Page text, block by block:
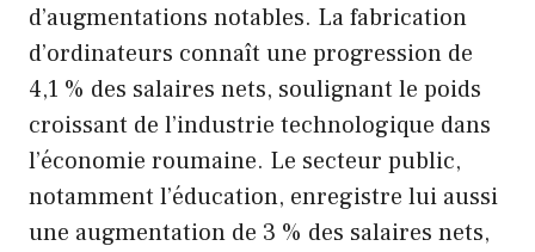
d’augmentations notables. La fabrication
d’ordinateurs connaît une progression de
4,1 % des salaires nets, soulignant le poids
croissant de l’industrie technologique dans
l’économie roumaine. Le secteur public,
notamment l’éducation, enregistre lui aussi
une augmentation de 3 % des salaires nets,